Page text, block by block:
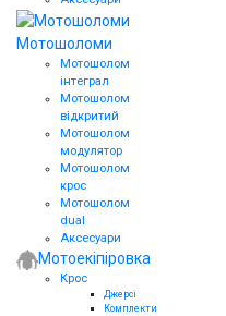
Мотошоломи
Мотошолом
інтеграл
Мотошолом
відкритий
Мотошолом
модулятор
Мотошолом
крос
Мотошолом
dual
Аксесуари
Мотоекіпіровка
Крос
Джерсі
Комплекти